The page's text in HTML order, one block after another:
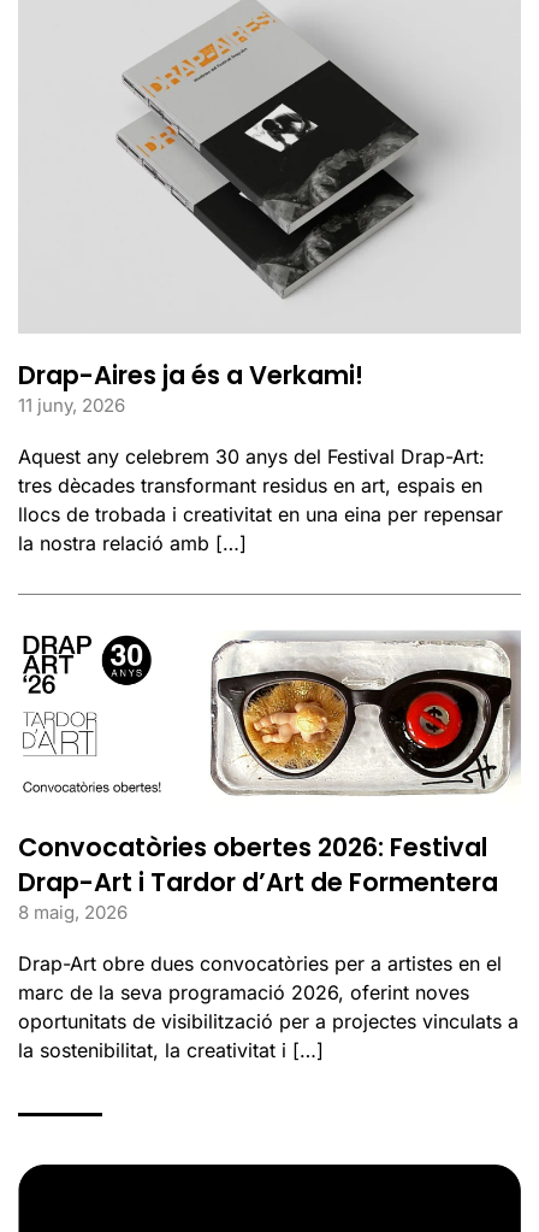
Drap-Aires ja és a Verkami!
11 juny, 2026
Aquest any celebrem 30 anys del Festival Drap-Art:
tres dècades transformant residus en art, espais en
llocs de trobada i creativitat en una eina per repensar
la nostra relació amb […]
Convocatòries obertes 2026: Festival
Drap-Art i Tardor d’Art de Formentera
8 maig, 2026
Drap-Art obre dues convocatòries per a artistes en el
marc de la seva programació 2026, oferint noves
oportunitats de visibilització per a projectes vinculats a
la sostenibilitat, la creativitat i […]